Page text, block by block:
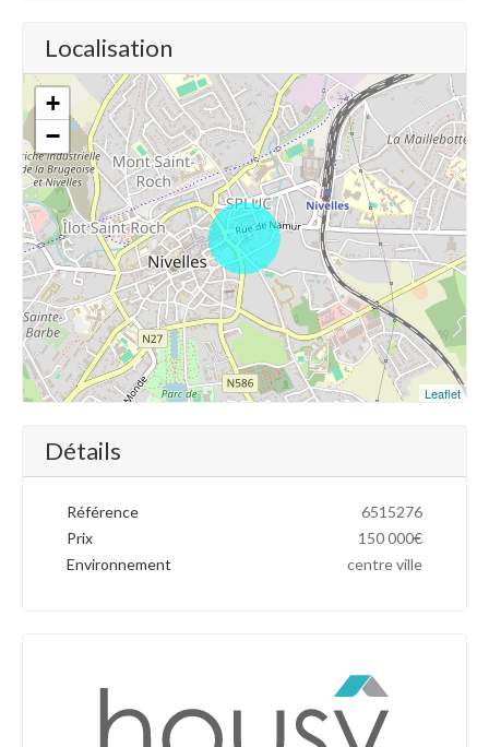
Localisation
+
−
Leaflet
Détails
Référence
6515276
Prix
150 000€
Environnement
centre ville